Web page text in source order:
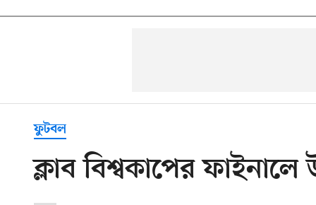
ফুটবল
ক্লাব বিশ্বকাপের